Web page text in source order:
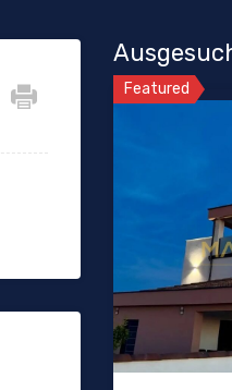
Featured